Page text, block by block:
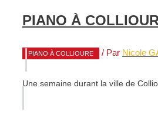
PIANO À
PIANO À COLLIOURE / Par Nicole
Une semaine durant la ville de